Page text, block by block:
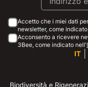
Accetto che i miei dati
newsletter, come
Acconsento a ricevere
3Bee, come indicato nell'
IT
Biodiversità e